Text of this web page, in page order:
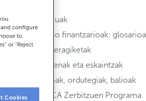
Aseguruak
Termino finantzarioak: glosarioa
Ohiko eragiketak
Sustapenak eta eskaintzak
Bulegoak, ordutegiak, balioak
ABANCA Zerbitzuen Programa
configure
to
or "Reject
Cookies